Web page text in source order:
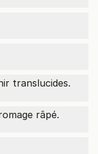
translucides.
râpé.